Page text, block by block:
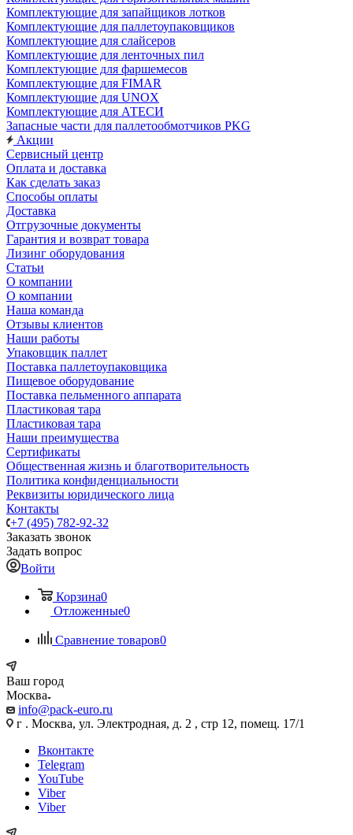
Комплектующие для запайщиков лотков
Комплектующие для паллетоупаковщиков
Комплектующие для слайсеров
Комплектующие для ленточных пил
Комплектующие для фаршемесов
Комплектующие для FIMAR
Комплектующие для UNOX
Комплектующие для АТЕСИ
Запасные части для паллетообмотчиков PKG
Акции
Сервисный центр
Оплата и доставка
Как сделать заказ
Способы оплаты
Доставка
Отгрузочные документы
Гарантия и возврат товара
Лизинг оборудования
Статьи
О компании
О компании
Наша команда
Отзывы клиентов
Наши работы
Упаковщик паллет
Поставка паллетоупаковщика
Пищевое оборудование
Поставка пельменного аппарата
Пластиковая тара
Пластиковая тара
Наши преимущества
Сертификаты
Общественная жизнь и благотворительность
Политика конфиденциальности
Реквизиты юридического лица
Контакты
+7 (495) 782-92-32
Заказать звонок
Задать вопрос
Войти
Корзина0
Отложенные0
Сравнение товаров0
Ваш город
Москва
info@pack-euro.ru
г . Москва, ул. Электродная, д. 2 , стр 12, помещ. 17/1
Вконтакте
Telegram
YouTube
Viber
Viber